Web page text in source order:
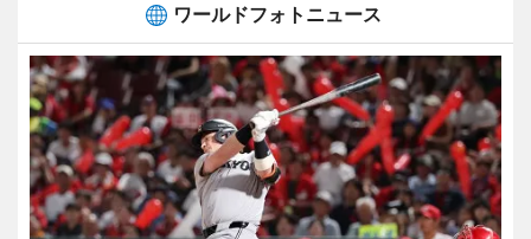
ワールドフォトニュース